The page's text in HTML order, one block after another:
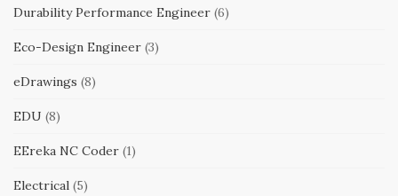
Durability Performance Engineer (6)
Eco-Design Engineer (3)
eDrawings (8)
EDU (8)
EEreka NC Coder (1)
Electrical (5)